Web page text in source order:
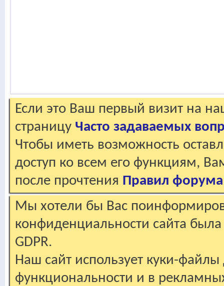
Если это Ваш первый визит на
страницу Часто задаваемых
Чтобы иметь возможность
доступ ко всем его функциям,
после прочтения Правил форума
Мы хотели бы Вас
конфиденциальности сайта
GDPR.
Наш сайт использует куки-файлы
функциональности и в